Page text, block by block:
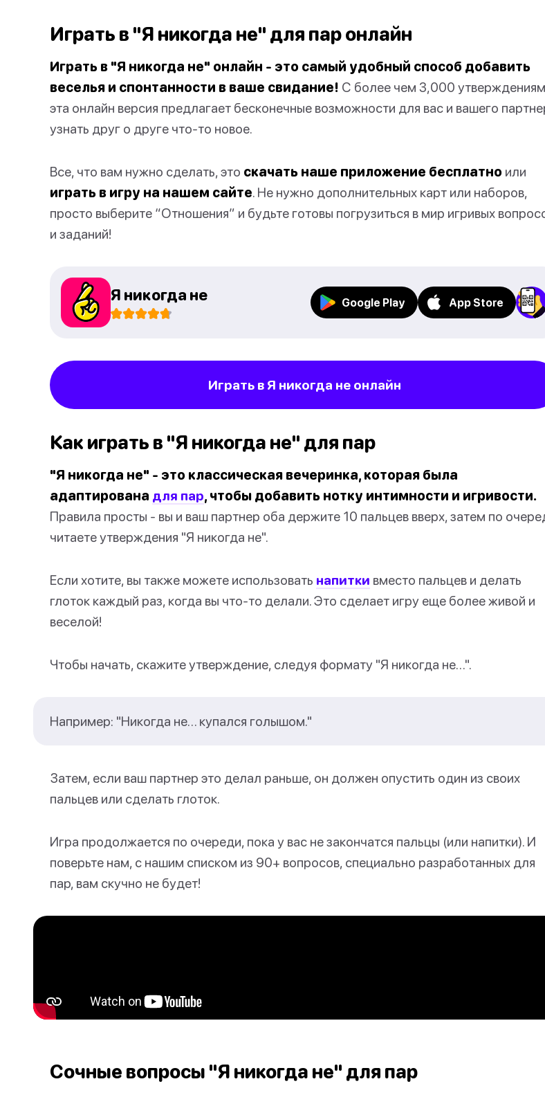
Играть в "Я никогда не" для пар онлайн
Играть в "Я никогда не" онлайн - это самый удобный способ добавить
веселья и спонтанности в ваше свидание! С более чем 3,000
эта онлайн версия предлагает бесконечные возможности для вас и вашего
узнать друг о друге что-то новое.
Все, что вам нужно сделать, это скачать наше приложение бесплатно или
играть в игру на нашем сайте. Не нужно дополнительных карт или наборов,
просто выберите “Отношения” и будьте готовы погрузиться в мир игривых
и заданий!
Я никогда не Google Play App Store
Играть в Я никогда не онлайн
Как играть в "Я никогда не" для пар
"Я никогда не" - это классическая вечеринка, которая была
адаптирована для пар, чтобы добавить нотку интимности и игривости.
Правила просты - вы и ваш партнер оба держите 10 пальцев вверх, затем по
читаете утверждения "Я никогда не".
Если хотите, вы также можете использовать напитки вместо пальцев и делать
глоток каждый раз, когда вы что-то делали. Это сделает игру еще более живой и
веселой!
Чтобы начать, скажите утверждение, следуя формату "Я никогда не…".
Например: "Никогда не… купался голышом."
Затем, если ваш партнер это делал раньше, он должен опустить один из своих
пальцев или сделать глоток.
Игра продолжается по очереди, пока у вас не закончатся пальцы (или напитки). И
поверьте нам, с нашим списком из 90+ вопросов, специально разработанных для
пар, вам скучно не будет!
Сочные вопросы "Я никогда не" для пар